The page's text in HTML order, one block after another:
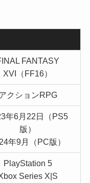
FANTASY
XVI（FF16）
クションRPG
年6月22日（PS5
版）
年9月（PC版）
PlayStation 5
Series X|S